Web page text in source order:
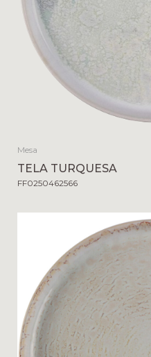
Mesa
TELA TURQUESA
FF0250462566